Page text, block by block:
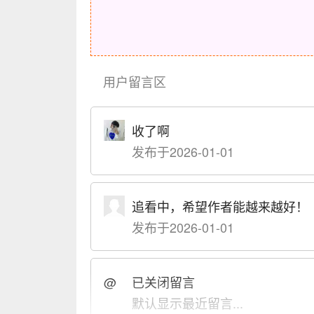
用户留言区
收了啊
发布于2026-01-01
追看中，希望作者能越来越好！
发布于2026-01-01
@
已关闭留言
默认显示最近留言...